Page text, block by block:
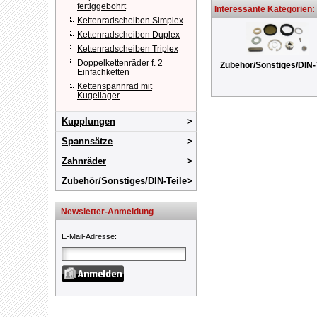
fertiggebohrt
Kettenradscheiben Simplex
Kettenradscheiben Duplex
Kettenradscheiben Triplex
Doppelkettenräder f. 2
Einfachketten
Kettenspannrad mit
Kugellager
Kupplungen
Spannsätze
Zahnräder
Zubehör/Sonstiges/DIN-Teile
Newsletter-Anmeldung
E-Mail-Adresse:
Interessante Kategorien:
Zubehör/Sonstiges/DIN-